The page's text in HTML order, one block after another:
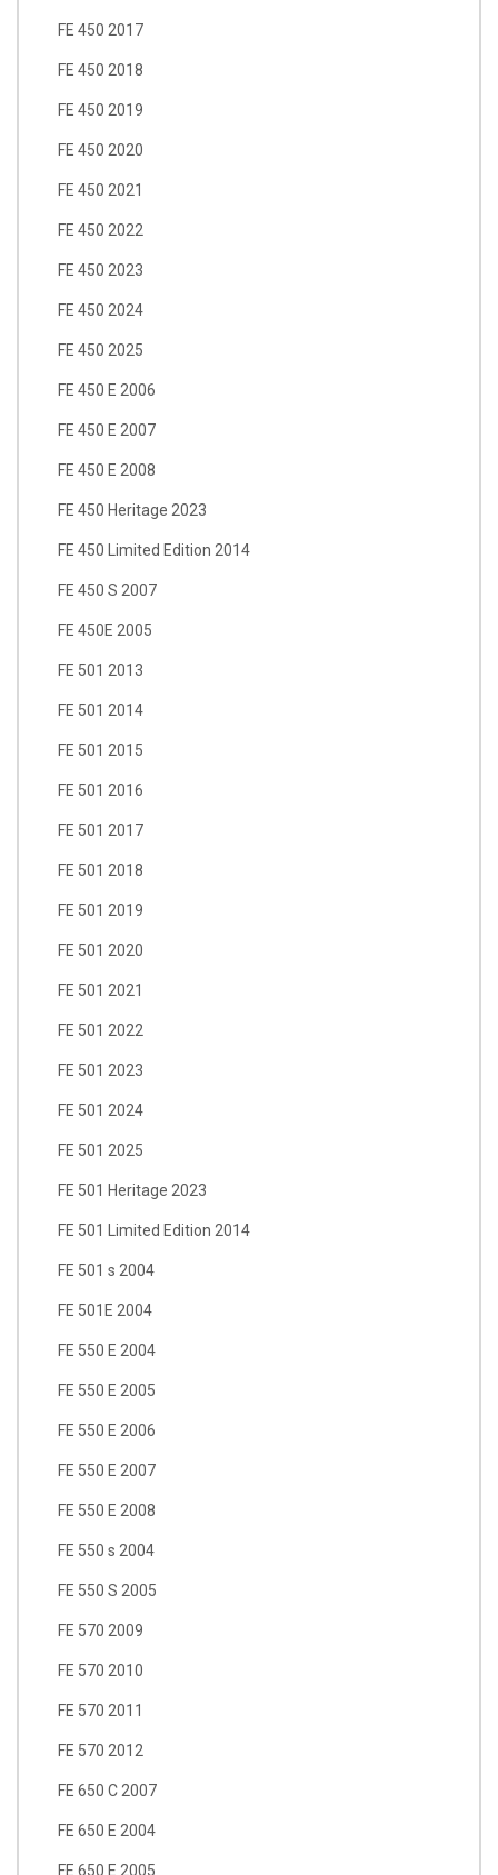
FE 450 2017
FE 450 2018
FE 450 2019
FE 450 2020
FE 450 2021
FE 450 2022
FE 450 2023
FE 450 2024
FE 450 2025
FE 450 E 2006
FE 450 E 2007
FE 450 E 2008
FE 450 Heritage 2023
FE 450 Limited Edition 2014
FE 450 S 2007
FE 450E 2005
FE 501 2013
FE 501 2014
FE 501 2015
FE 501 2016
FE 501 2017
FE 501 2018
FE 501 2019
FE 501 2020
FE 501 2021
FE 501 2022
FE 501 2023
FE 501 2024
FE 501 2025
FE 501 Heritage 2023
FE 501 Limited Edition 2014
FE 501 s 2004
FE 501E 2004
FE 550 E 2004
FE 550 E 2005
FE 550 E 2006
FE 550 E 2007
FE 550 E 2008
FE 550 s 2004
FE 550 S 2005
FE 570 2009
FE 570 2010
FE 570 2011
FE 570 2012
FE 650 C 2007
FE 650 E 2004
FE 650 E 2005